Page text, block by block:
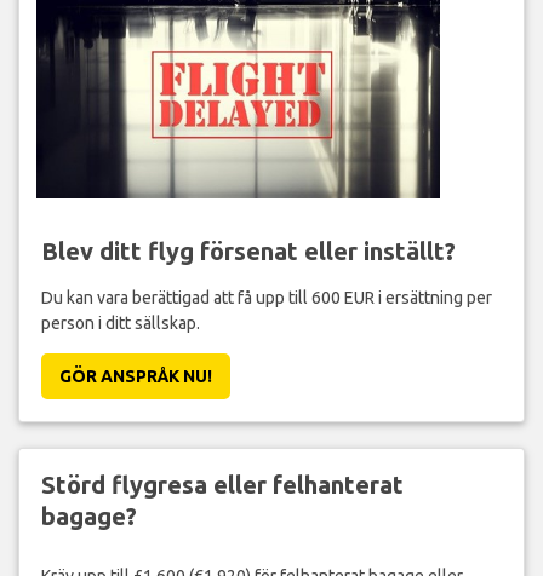
Blev ditt flyg försenat eller inställt?
Du kan vara berättigad att få upp till 600 EUR i ersättning per
person i ditt sällskap.
GÖR ANSPRÅK NU!
Störd flygresa eller felhanterat
bagage?